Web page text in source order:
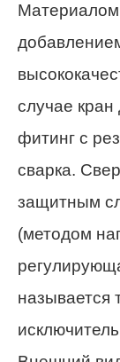
Материалом
случае кран
фитинг с
сварка.
защитным
(методом
называется